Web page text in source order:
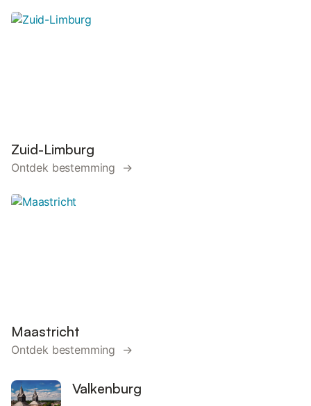
Zuid-Limburg
Ontdek bestemming →
Maastricht
Ontdek bestemming →
Valkenburg